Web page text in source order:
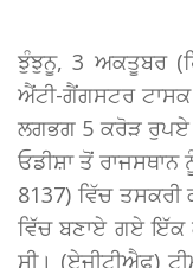
ਝੁੰਝੁਨੂ, 3 ਅਕਤੂਬਰ
ਐਂਟੀ-ਗੈਂਗਸਟਰ ਟਾਸਕ
ਲਗਭਗ 5 ਕਰੋੜ ਰੁਪਏ
ਓਡੀਸ਼ਾ ਤੋਂ
8137) ਵਿੱਚ ਤਸਕਰੀ
ਵਿੱਚ ਬਣਾਏ ਗਏ
ਸੀ। (ਏਜੀਟੀਐਫ)